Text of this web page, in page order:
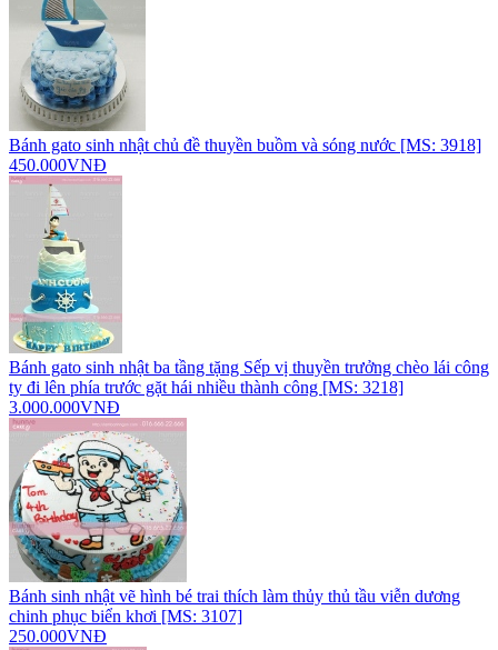
Bánh gato sinh nhật chủ đề thuyền buồm và sóng nước [MS: 3918]
450.000VNĐ
Bánh gato sinh nhật ba tầng tặng Sếp vị thuyền trưởng chèo lái công
ty đi lên phía trước gặt hái nhiều thành công [MS: 3218]
3.000.000VNĐ
Bánh sinh nhật vẽ hình bé trai thích làm thủy thủ tầu viễn dương
chinh phục biển khơi [MS: 3107]
250.000VNĐ